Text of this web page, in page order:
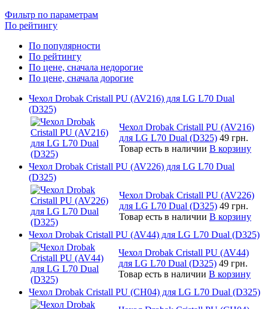
Фильтр по параметрам
По рейтингу
По популярности
По рейтингу
По цене, сначала недорогие
По цене, сначала дорогие
Чехол Drobak Cristall PU (AV216) для LG L70 Dual
(D325)
Чехол Drobak Cristall PU (AV216)
для LG L70 Dual (D325) 49 грн.
Товар есть в наличии В корзину
Чехол Drobak Cristall PU (AV226) для LG L70 Dual
(D325)
Чехол Drobak Cristall PU (AV226)
для LG L70 Dual (D325) 49 грн.
Товар есть в наличии В корзину
Чехол Drobak Cristall PU (AV44) для LG L70 Dual (D325)
Чехол Drobak Cristall PU (AV44)
для LG L70 Dual (D325) 49 грн.
Товар есть в наличии В корзину
Чехол Drobak Cristall PU (CH04) для LG L70 Dual (D325)